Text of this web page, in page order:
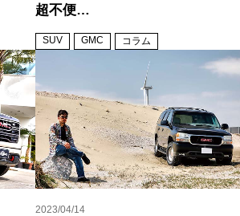
超不便…
SUV GMC コラム
2023/04/14